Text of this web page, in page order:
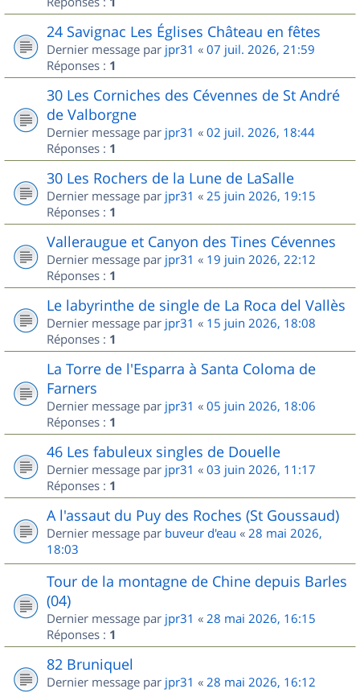
24 Savignac Les Églises Château en fêtes
Dernier message par jpr31 « 07 juil. 2026, 21:59
Réponses : 1
30 Les Corniches des Cévennes de St André
de Valborgne
Dernier message par jpr31 « 02 juil. 2026, 18:44
Réponses : 1
30 Les Rochers de la Lune de LaSalle
Dernier message par jpr31 « 25 juin 2026, 19:15
Réponses : 1
Valleraugue et Canyon des Tines Cévennes
Dernier message par jpr31 « 19 juin 2026, 22:12
Réponses : 1
Le labyrinthe de single de La Roca del Vallès
Dernier message par jpr31 « 15 juin 2026, 18:08
Réponses : 1
La Torre de l'Esparra à Santa Coloma de
Farners
Dernier message par jpr31 « 05 juin 2026, 18:06
Réponses : 1
46 Les fabuleux singles de Douelle
Dernier message par jpr31 « 03 juin 2026, 11:17
Réponses : 1
A l'assaut du Puy des Roches (St Goussaud)
Dernier message par buveur d'eau « 28 mai 2026,
18:03
Tour de la montagne de Chine depuis Barles
(04)
Dernier message par jpr31 « 28 mai 2026, 16:15
Réponses : 1
82 Bruniquel
Dernier message par jpr31 « 28 mai 2026, 16:12